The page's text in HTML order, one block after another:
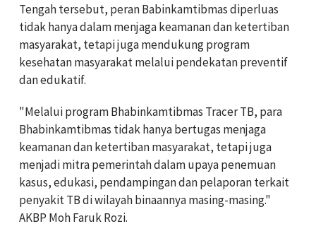
Tengah tersebut, peran Babinkamtibmas diperluas
tidak hanya dalam menjaga keamanan dan ketertiban
masyarakat, tetapi juga mendukung program
kesehatan masyarakat melalui pendekatan preventif
dan edukatif.
"Melalui program Bhabinkamtibmas Tracer TB, para
Bhabinkamtibmas tidak hanya bertugas menjaga
keamanan dan ketertiban masyarakat, tetapi juga
menjadi mitra pemerintah dalam upaya penemuan
kasus, edukasi, pendampingan dan pelaporan terkait
penyakit TB di wilayah binaannya masing-masing."
AKBP Moh Faruk Rozi.